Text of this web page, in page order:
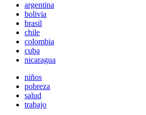
argentina
bolivia
brasil
chile
colombia
cuba
nicaragua
niños
pobreza
salud
trabajo